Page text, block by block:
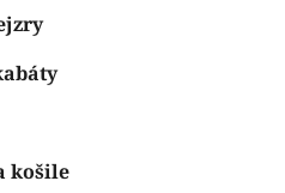
košile